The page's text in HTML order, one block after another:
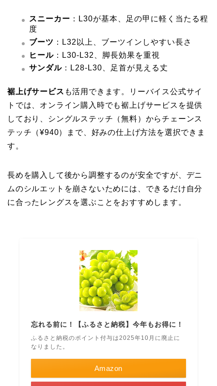
スニーカー ：L30が基本、足の甲に軽く当たる程
度
ブーツ ：L32以上、ブーツインしやすい長さ
ヒール ：L30-L32、脚長効果を重視
サンダル ：L28-L30、足首が見える丈
裾上げサービス も活用できます。リーバイス公式サイ
トでは、オンライン購入時でも裾上げサービスを提供
しており、シングルステッチ（無料）からチェーンス
テッチ（¥940）まで、好みの仕上げ方法を選択できま
す。
長めを購入して後から調整するのが安全ですが、デニ
ムのシルエットを崩さないためには、できるだけ自分
に合ったレングスを選ぶことをおすすめします。
忘れる前に！【ふるさと納税】今年もお得に！
ふるさと納税のポイント付与は2025年10月に廃止に
なりました。
Amazon